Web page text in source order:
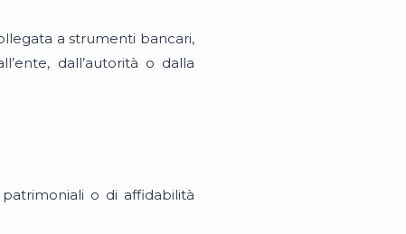
a strumenti bancari,
dall’autorità o dalla
o di affidabilità